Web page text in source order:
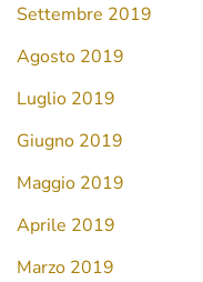
Settembre 2019
Agosto 2019
Luglio 2019
Giugno 2019
Maggio 2019
Aprile 2019
Marzo 2019